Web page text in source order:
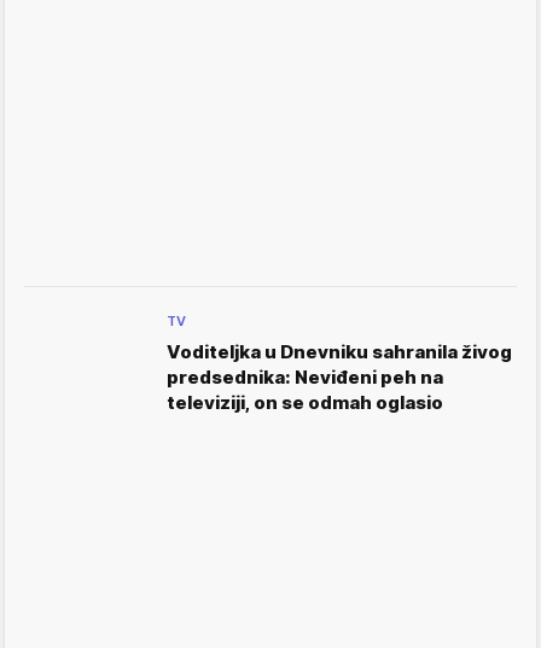
TV
Voditeljka u Dnevniku sahranila živog
predsednika: Neviđeni peh na
televiziji, on se odmah oglasio